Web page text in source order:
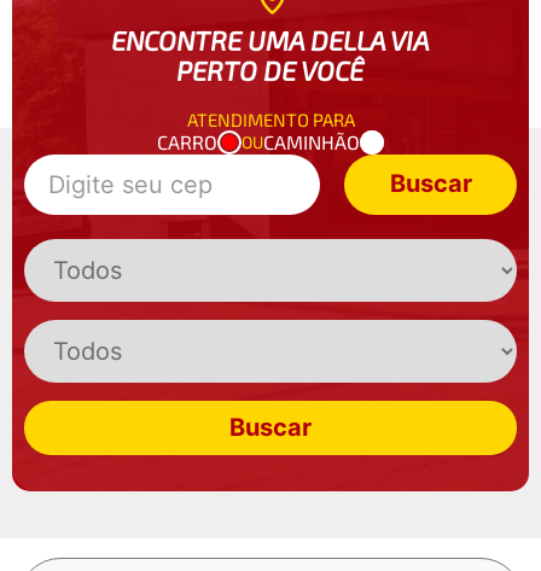
ENCONTRE UMA DELLA VIA
PERTO DE VOCÊ
ATENDIMENTO PARA
CARRO OUCAMINHÃO
Buscar
Buscar